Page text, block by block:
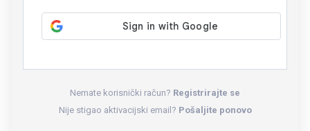
Nemate korisnički račun? Registrirajte se
Nije stigao aktivacijski email? Pošaljite ponovo